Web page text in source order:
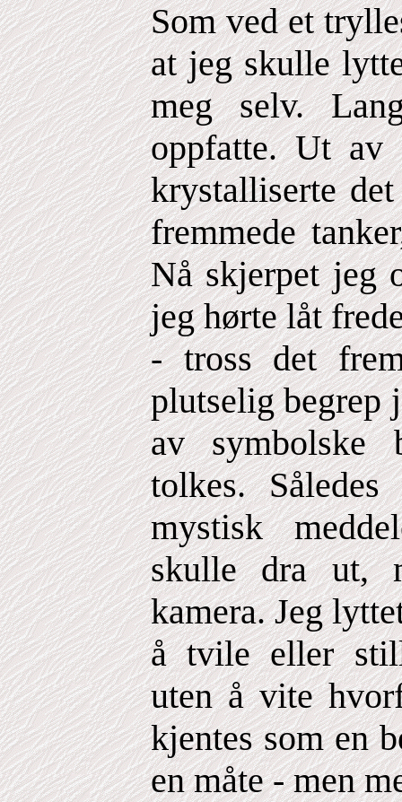
Som ved et
at jeg skulle
meg selv.
oppfatte. Ut av
krystalliserte
fremmede
Nå skjerpet jeg
jeg hørte låt
- tross det
plutselig begrep
av symbolske
tolkes.
mystisk
skulle dra ut,
kamera. Jeg
å tvile eller
uten å vite
kjentes som en
en måte - men